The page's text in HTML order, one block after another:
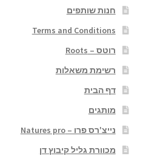
חנות שותפים
Terms and Conditions
רוטס – Roots
רשימת משאלות
דף הבית
מותגים
נייצ'רס פרו – Natures pro
מכוורת גליל קיבוץ דן